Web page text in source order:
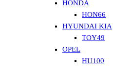
HONDA
HON66
HYUNDAI KIA
TOY49
OPEL
HU100